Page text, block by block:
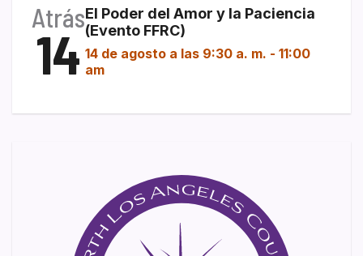
Atrás
14
El Poder del Amor y la Paciencia
(Evento FFRC)
14 de agosto a las 9:30 a. m. - 11:00
am